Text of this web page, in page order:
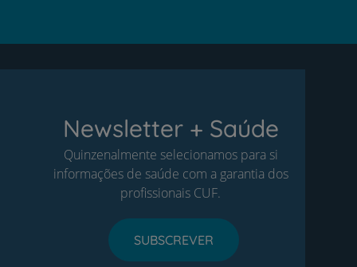
Newsletter + Saúde
Quinzenalmente selecionamos para si
informações de saúde com a garantia dos
profissionais CUF.
SUBSCREVER